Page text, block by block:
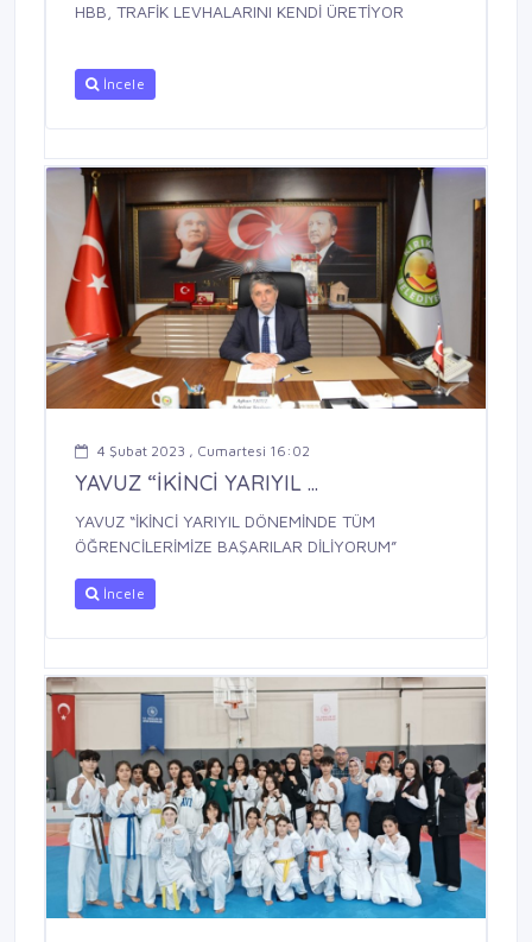
HBB, TRAFİK LEVHALARINI KENDİ ÜRETİYOR
İncele
4 Şubat 2023 , Cumartesi 16:02
YAVUZ “İKİNCİ YARIYIL ...
YAVUZ “İKİNCİ YARIYIL DÖNEMİNDE TÜM
ÖĞRENCİLERİMİZE BAŞARILAR DİLİYORUM”
İncele